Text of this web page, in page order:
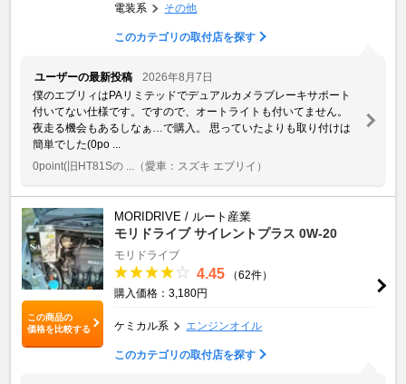
電装系 その他
このカテゴリの取付店を探す
ユーザーの最新投稿
2026年8月7日
僕のエブリィはPAリミテッドでデュアルカメラブレーキサポート
付いてない仕様です。ですので、オートライトも付いてません。
夜走る機会もあるしなぁ…で購入。 思っていたよりも取り付けは
簡単でした(0po ...
0point(旧HT81Sの ...
（愛車：スズキ エブリイ）
この商品の
価格を比較する
MORIDRIVE / ルート産業
モリドライブ サイレントプラス 0W-20
モリドライブ
4.45
（62件）
購入価格：3,180円
ケミカル系 エンジンオイル
このカテゴリの取付店を探す